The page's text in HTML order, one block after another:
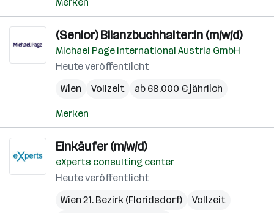
(Senior) Bilanzbuchhalter:in (m/w/d)
Michael Page International Austria GmbH
Heute veröffentlicht
Wien
Vollzeit ab 68.000 € jährlich
Merken
Einkäufer (m/w/d)
eXperts consulting center
Heute veröffentlicht
Wien 21. Bezirk (Floridsdorf)
Vollzeit